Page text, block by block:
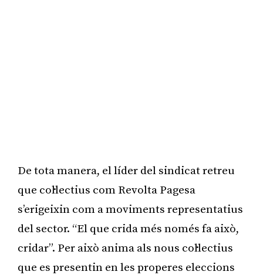
De tota manera, el líder del sindicat retreu
que col·lectius com Revolta Pagesa
s’erigeixin com a moviments representatius
del sector. “El que crida més només fa això,
cridar”. Per això anima als nous col·lectius
que es presentin en les properes eleccions